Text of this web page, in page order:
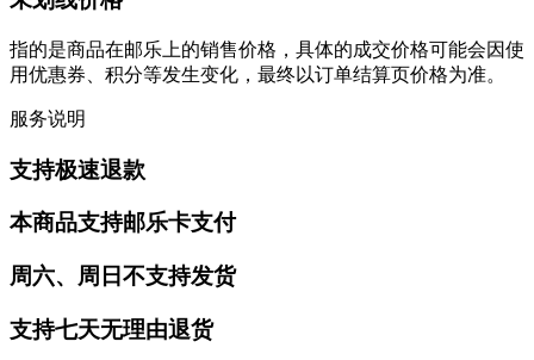
指的是商品在邮乐上的销售价格，具体的成交价格可能会因使
用优惠券、积分等发生变化，最终以订单结算页价格为准。
服务说明
支持极速退款
本商品支持邮乐卡支付
周六、周日不支持发货
支持七天无理由退货